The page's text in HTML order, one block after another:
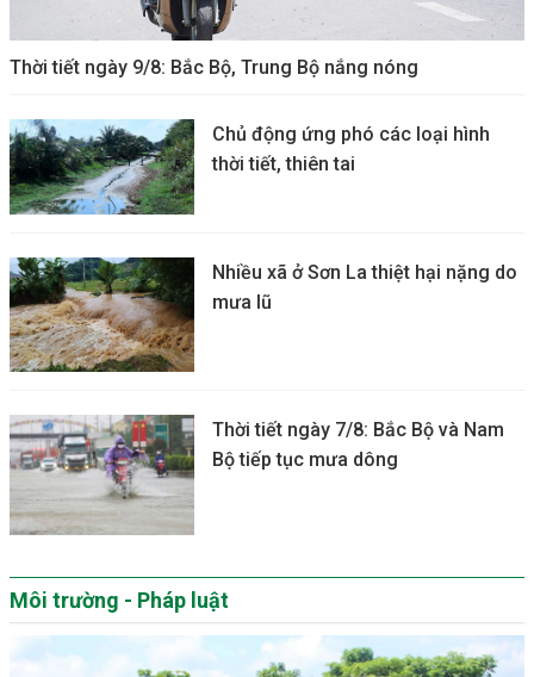
Thời tiết ngày 9/8: Bắc Bộ, Trung Bộ nắng nóng
Chủ động ứng phó các loại hình
thời tiết, thiên tai
Nhiều xã ở Sơn La thiệt hại nặng do
mưa lũ
Thời tiết ngày 7/8: Bắc Bộ và Nam
Bộ tiếp tục mưa dông
Môi trường - Pháp luật